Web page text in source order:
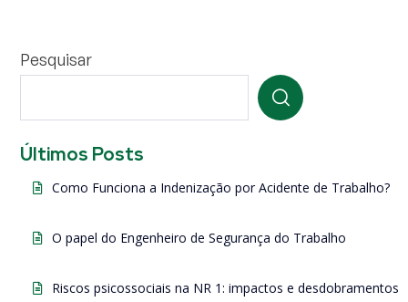
Pesquisar
Últimos Posts
Como Funciona a Indenização por Acidente de Trabalho?
O papel do Engenheiro de Segurança do Trabalho
Riscos psicossociais na NR 1: impactos e desdobramentos